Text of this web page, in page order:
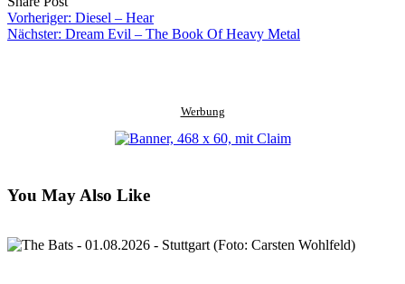
on
Facebook
URL
to
Link
via
Vorheriger: Diesel – Hear
Nächster: Dream Evil – The Book Of Heavy Metal
Werbung
You May Also Like